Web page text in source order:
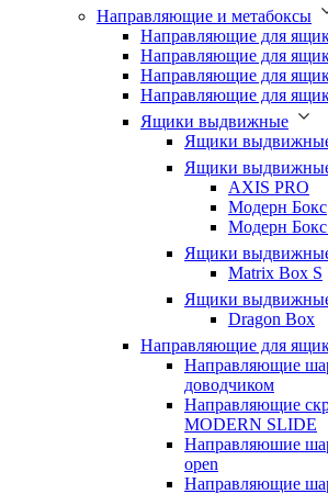
Направляющие и метабоксы
Направляющие для
Направляющие для
Направляющие для
Направляющие для
Ящики выдвижные
Ящики
Ящики
AXIS PRO
Модерн Бокс
Модерн
Ящики
Matrix Box S
Ящики
Dragon Box
Направляющие для
Направляющие
доводчиком
Направляющие
MODERN SLIDE
Направляюшие
open
Направляющие